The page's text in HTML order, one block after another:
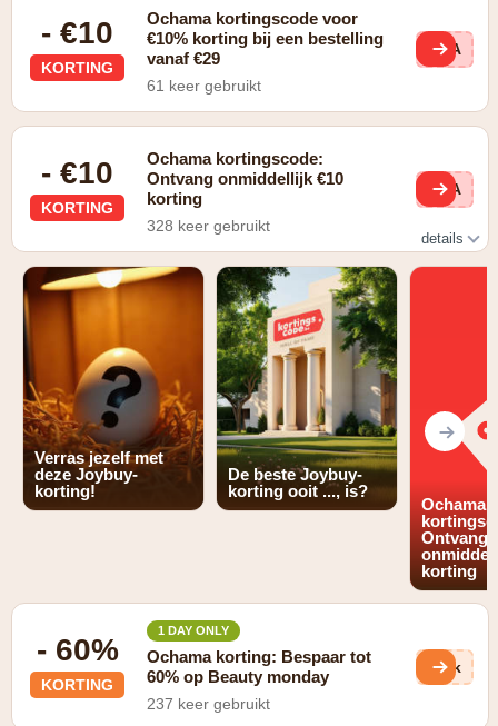
- €10
KORTING
Ochama kortingscode voor
€10% korting bij een bestelling
vanaf €29
61 keer gebruikt
GBA
- €10
KORTING
Ochama kortingscode:
Ontvang onmiddellijk €10
korting
328 keer gebruikt
VIA
details
Schrijf je in op de nieuwbrief en ontvang onmiddellijk een
kortingscode van €10
Verras jezelf met
deze Joybuy-
korting!
De beste Joybuy-
korting ooit ..., is?
Ochama
Ontvang
korting
- 60%
KORTING
1 DAY ONLY
Ochama korting: Bespaar tot
60% op Beauty monday
237 keer gebruikt
0jk